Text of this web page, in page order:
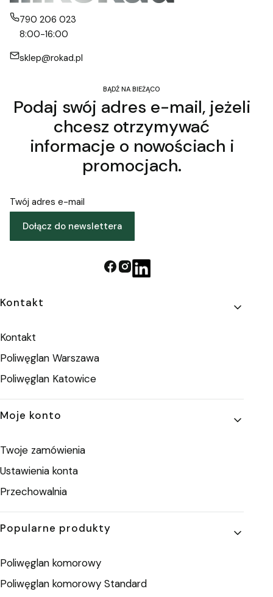
790 206 023
8:00-16:00
sklep@rokad.pl
BĄDŹ NA BIEŻĄCO
Podaj swój adres e-mail, jeżeli
chcesz otrzymywać
informacje o nowościach i
promocjach.
Twój adres e-mail
Dołącz do newslettera
Linki w stopce
Kontakt
Kontakt
Poliwęglan Warszawa
Poliwęglan Katowice
Moje konto
Twoje zamówienia
Ustawienia konta
Przechowalnia
Popularne produkty
Poliwęglan komorowy
Poliwęglan komorowy Standard